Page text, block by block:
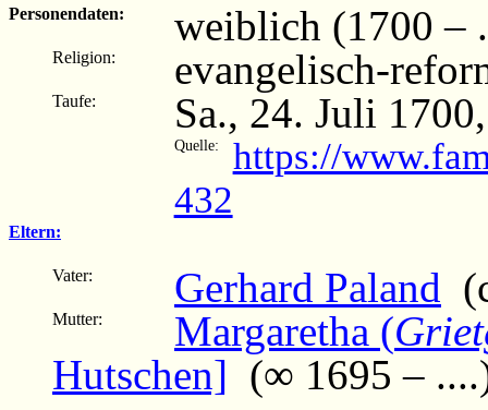
Personendaten: weiblich (1700 –
Religion: evangelisch-
Taufe: Sa., 24. Juli
Quelle:
https://
432
Eltern:
Vater: Gerhard Paland
Mutter: Margaretha (
Hutschen] (∞ 1695 –